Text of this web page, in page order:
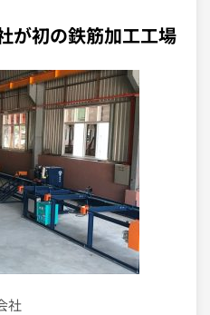
が初の鉄筋加工工場
社